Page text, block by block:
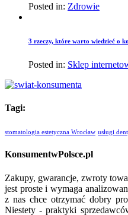
Posted in: Zdrowie
3 rzeczy, które warto wiedzieć o
Posted in: Sklep
Tagi:
stomatologia estetyczna Wrocław usługi
KonsumentwPolsce.pl
Zakupy, gwarancje, zwroty
jest proste i wymaga
z nas chce otrzymać dobry
Niestety - praktyki